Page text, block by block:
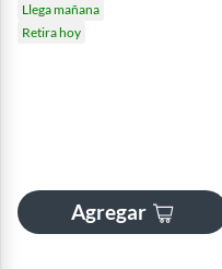
Llega mañana
Retira hoy
Agregar